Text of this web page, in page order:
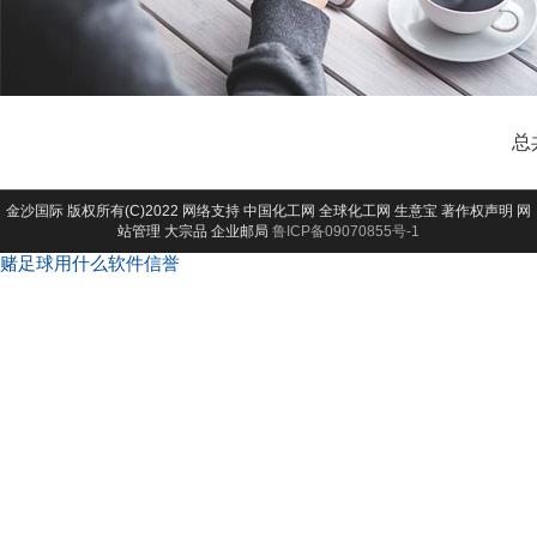
总
金沙国际 版权所有(C)2022 网络支持 中国化工网 全球化工网 生意宝 著作权声明 网
站管理 大宗品 企业邮局 鲁ICP备09070855号-1
赌足球用什么软件信誉